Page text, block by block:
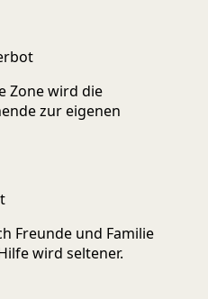
Zone wird die
zur eigenen
Freunde und Familie
wird seltener.